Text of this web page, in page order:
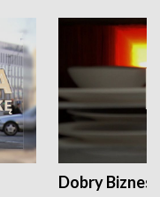
Dobry Biznes